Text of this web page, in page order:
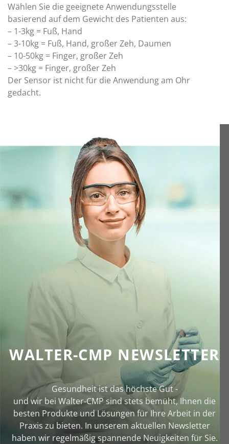
Wählen Sie die geeignete Anwendungsstelle
basierend auf dem Gewicht des Patienten aus:
– 1-3kg = Fuß, Hand
– 3-10kg = Fuß, Hand, großer Zeh, Daumen
– 10-50kg = Finger, großer Zeh
– >30kg = Finger, großer Zeh
Der Sensor ist nicht für die Anwendung am Ohr
gedacht.
WALTER-CMP NEWSLETTER
Gesundheit ist das höchste Gut -
und wir bei Walter‑CMP sind stets bemüht, Ihnen die
besten Produkte und Lösungen für Ihre Arbeit in der
Praxis zu bieten. In unserem aktuellen Newsletter
haben wir regelmäßig spannende Neuigkeiten für Sie.